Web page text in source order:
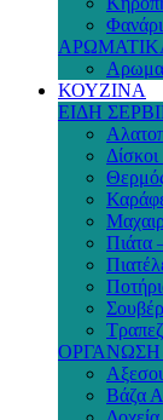
ΚΟΥΖΙΝΑ
ΕΙΔΗ
Πιάτα
Βάζα